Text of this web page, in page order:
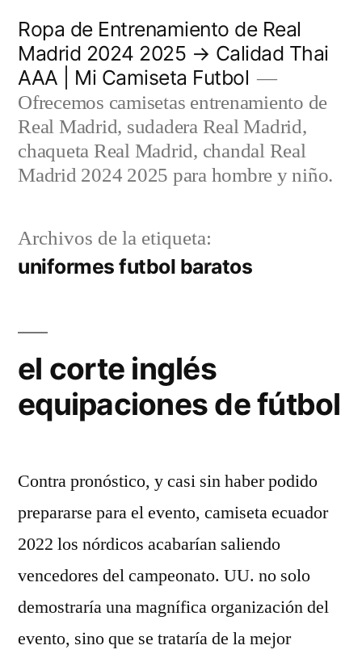
contenido
Ropa de Entrenamiento de Real
Madrid 2024 2025 → Calidad Thai
AAA | Mi Camiseta Futbol
Ofrecemos camisetas entrenamiento de
Real Madrid, sudadera Real Madrid,
chaqueta Real Madrid, chandal Real
Madrid 2024 2025 para hombre y niño.
Archivos de la etiqueta:
uniformes futbol baratos
el corte inglés
equipaciones de fútbol
Contra pronóstico, y casi sin haber podido
prepararse para el evento, camiseta ecuador
2022 los nórdicos acabarían saliendo
vencedores del campeonato. UU. no solo
demostraría una magnífica organización del
evento, sino que se trataría de la mejor